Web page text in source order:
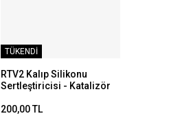
TÜKENDİ
RTV2 Kalıp Silikonu
Sertleştiricisi - Katalizör
200,00 TL